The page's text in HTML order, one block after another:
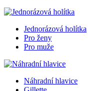
Jednorázová holítka
Pro ženy
Pro muže
Náhradní hlavice